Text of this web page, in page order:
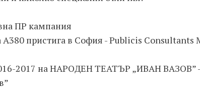
ПР кампания
А380 пристига в София - Publicis Consultants
2017 на НАРОДЕН ТЕАТЪР „ИВАН ВАЗОВ”